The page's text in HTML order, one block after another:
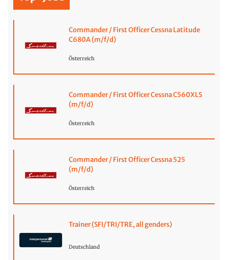
Commander / First Officer Cessna Latitude
C680A (m/f/d)
Österreich
Commander / First Officer Cessna C560XLS
(m/f/d)
Österreich
Commander / First Officer Cessna 525
(m/f/d)
Österreich
Trainer (SFI/TRI/TRE, all genders)
Deutschland